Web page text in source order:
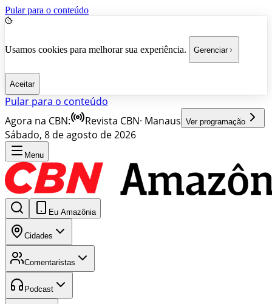
Pular para o conteúdo
Usamos cookies para melhorar sua experiência. Gerenciar
Aceitar
Pular para o conteúdo
Agora na CBN:
Revista CBN· Manaus Ver programação
Sábado, 8 de agosto de 2026
Menu
Eu Amazônia
Cidades
Comentaristas
Podcast